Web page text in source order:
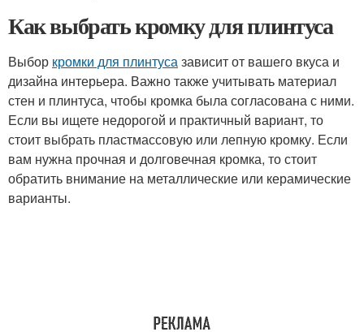
Как выбрать кромку для плинтуса
Выбор кромки для плинтусазависит от вашего вкуса и
дизайна интерьера. Важно также учитывать материал
стен и плинтуса, чтобы кромка была согласована с ними.
Если вы ищете недорогой и практичный вариант, то
стоит выбрать пластмассовую или лепную кромку. Если
вам нужна прочная и долговечная кромка, то стоит
обратить внимание на металлические или керамические
варианты.